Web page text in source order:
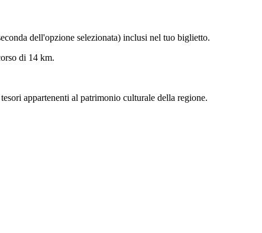
dell'opzione selezionata) inclusi nel tuo biglietto.
di 14 km.
appartenenti al patrimonio culturale della regione.